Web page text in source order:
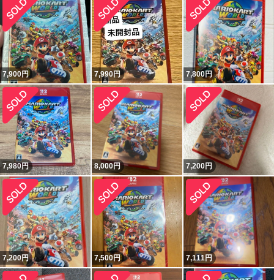
7,900円 7,990円 7,800円
7,980円 8,000円 7,200円
7,200円 7,500円 7,111円